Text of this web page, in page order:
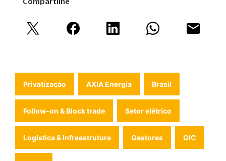
Privatização AXIA Energia Brasil
Follow-on & Block trade Setor elétrico
Logística & Infraestrutura Gestores GIC